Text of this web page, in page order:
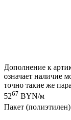
Дополнение к
означает наличие
точно такие же
5267 BYN/м
Пакет